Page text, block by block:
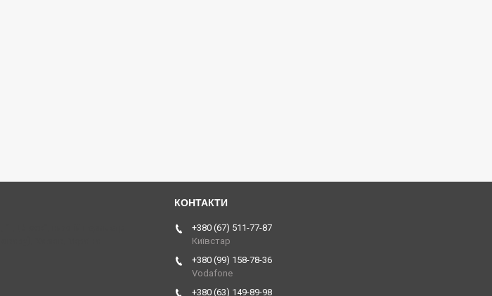
+380 (67) 511-77-87
Київстар
+380 (99) 158-78-36
Vodafone
+380 (63) 149-89-98